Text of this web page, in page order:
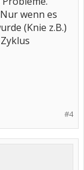
wenn es
(Knie z.B.)
#4